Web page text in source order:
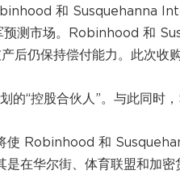
和 Susquehanna
预测市场。Robinhood 和
后仍保持偿付能力。此次收
的“控股合伙人”。与此同时
使 Robinhood 和
在华尔街、体育联盟和加密